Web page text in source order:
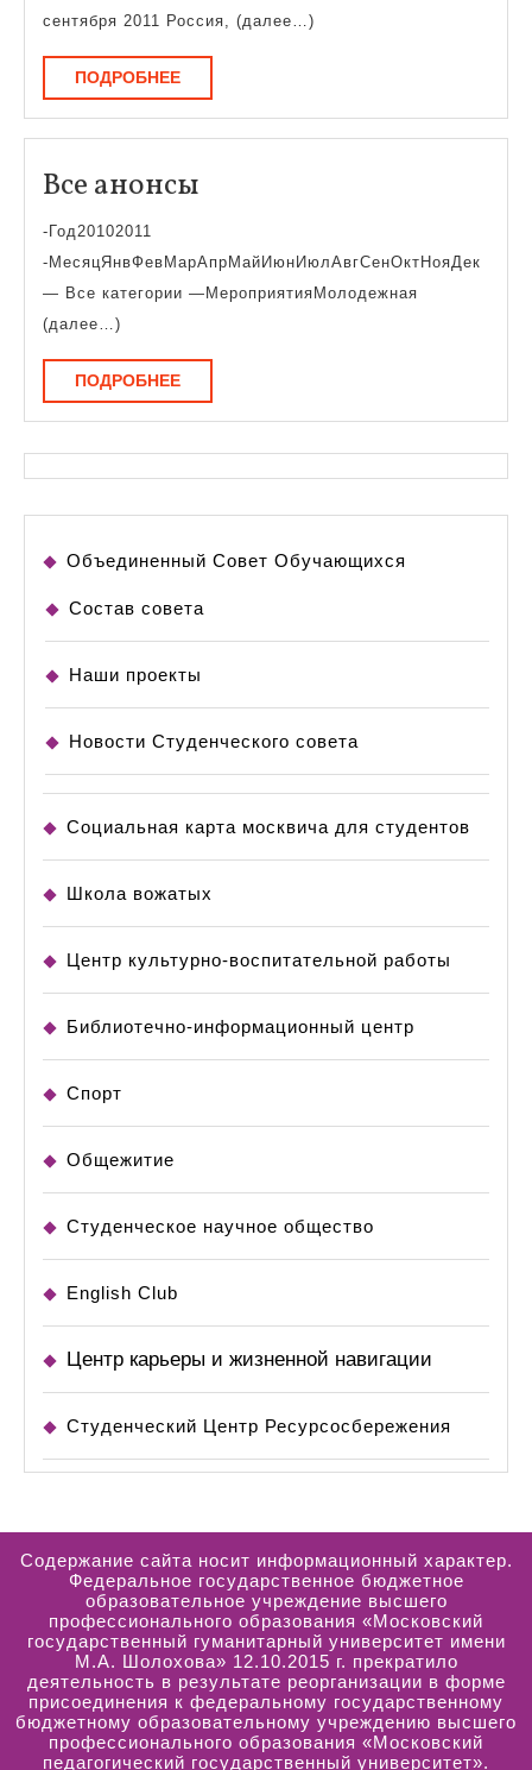
сентября 2011 Россия, (далее…)
ПОДРОБНЕЕПОДРОБНЕЕ
Все анонсы
-Год20102011
-МесяцЯнвФевМарАпрМайИюнИюлАвгСенОктНояДек
— Все категории —МероприятияМолодежная
(далее…)
ПОДРОБНЕЕПОДРОБНЕЕ
Объединенный Совет Обучающихся
Состав совета
Наши проекты
Новости Студенческого совета
Социальная карта москвича для студентов
Школа вожатых
Центр культурно-воспитательной работы
Библиотечно-информационный центр
Спорт
Общежитие
Студенческое научное общество
English Club
Центр карьеры и жизненной навигации
Студенческий Центр Ресурсосбережения
Содержание сайта носит информационный характер.
Федеральное государственное бюджетное
образовательное учреждение высшего
профессионального образования «Московский
государственный гуманитарный университет имени
М.А. Шолохова» 12.10.2015 г. прекратило
деятельность в результате реорганизации в форме
присоединения к федеральному государственному
бюджетному образовательному учреждению высшего
профессионального образования «Московский
педагогический государственный университет».